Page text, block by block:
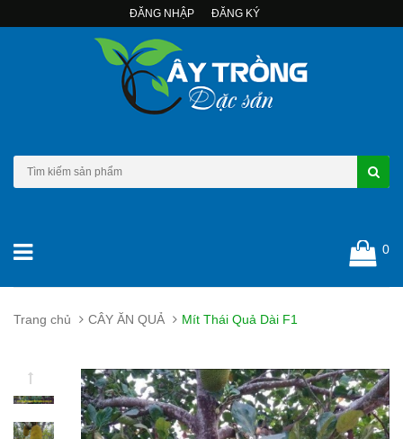
ĐĂNG NHẬP ĐĂNG KÝ
0
Trang chủ CÂY ĂN QUẢ Mít Thái Quả Dài F1